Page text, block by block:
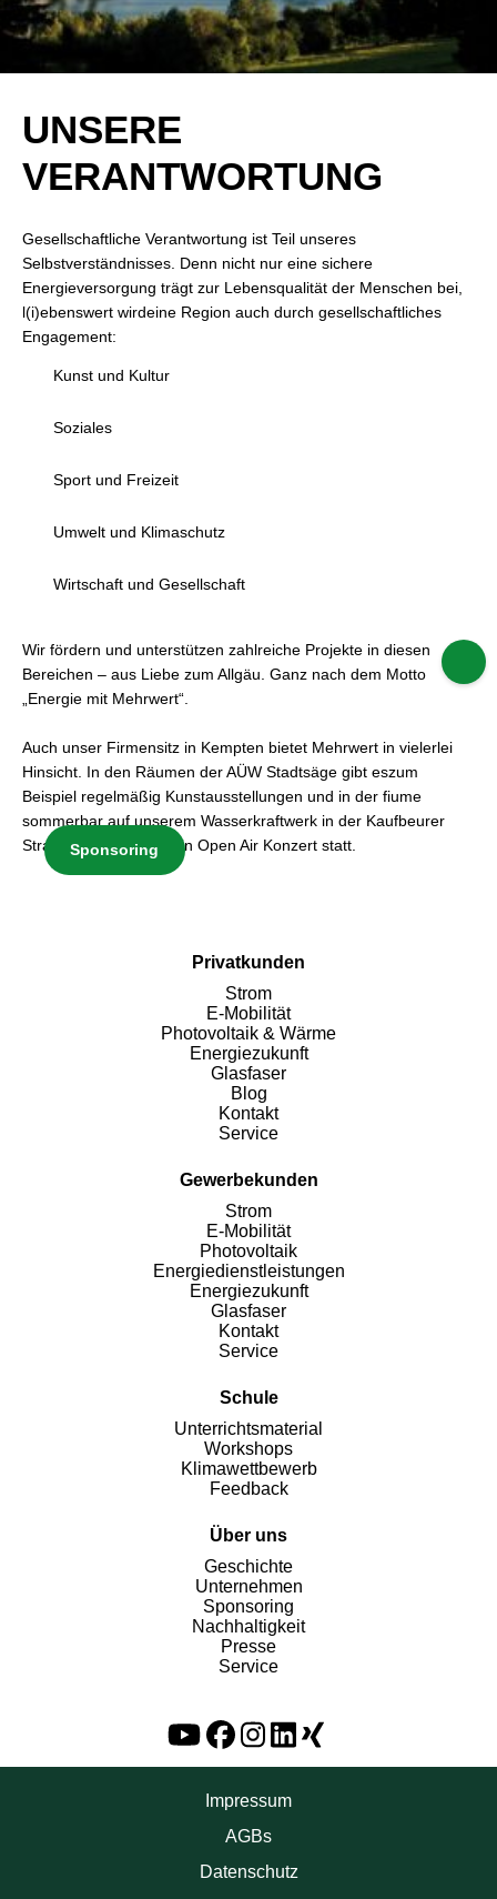
UNSERE
VERANTWORTUNG
Gesellschaftliche Verantwortung ist Teil unseres
Selbstverständnisses. Denn nicht nur eine sichere
Energieversorgung trägt zur Lebensqualität der Menschen bei,
l(i)ebenswert wirdeine Region auch durch gesellschaftliches
Engagement:
Kunst und Kultur
Soziales
Sport und Freizeit
Umwelt und Klimaschutz
Wirtschaft und Gesellschaft
Wir fördern und unterstützen zahlreiche Projekte in diesen
Bereichen – aus Liebe zum Allgäu. Ganz nach dem Motto
„Energie mit Mehrwert“.
Auch unser Firmensitz in Kempten bietet Mehrwert in vielerlei
Hinsicht. In den Räumen der AÜW Stadtsäge gibt eszum
Beispiel regelmäßig Kunstausstellungen und in der fiume
sommerbar auf unserem Wasserkraftwerk in der Kaufbeurer
Straße findet jährlich ein Open Air Konzert statt.
Sponsoring
Privatkunden
Strom
E-Mobilität
Photovoltaik & Wärme
Energiezukunft
Glasfaser
Blog
Kontakt
Service
Gewerbekunden
Strom
E-Mobilität
Photovoltaik
Energiedienstleistungen
Energiezukunft
Glasfaser
Kontakt
Service
Schule
Unterrichtsmaterial
Workshops
Klimawettbewerb
Feedback
Über uns
Geschichte
Unternehmen
Sponsoring
Nachhaltigkeit
Presse
Service
Impressum
AGBs
Datenschutz